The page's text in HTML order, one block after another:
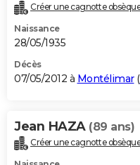
Créer une cagnotte
Naissance
28/05/1935
Décès
07/05/2012 à Montélimar(
Jean HAZA (89 ans)
Créer une cagnotte